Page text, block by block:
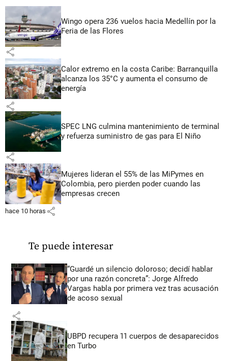
Wingo opera 236 vuelos hacia Medellín por la
Feria de las Flores
share
Calor extremo en la costa Caribe: Barranquilla
alcanza los 35°C y aumenta el consumo de
energía
share
SPEC LNG culmina mantenimiento de terminal
y refuerza suministro de gas para El Niño
share
Mujeres lideran el 55% de las MiPymes en
Colombia, pero pierden poder cuando las
empresas crecen
hace 10 horas share
Te puede interesar
“Guardé un silencio doloroso; decidí hablar
por una razón concreta”: Jorge Alfredo
Vargas habla por primera vez tras acusación
de acoso sexual
share
UBPD recupera 11 cuerpos de desaparecidos
en Turbo